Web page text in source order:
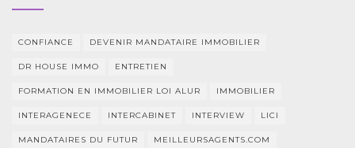
CONFIANCE DEVENIR MANDATAIRE IMMOBILIER
DR HOUSE IMMO ENTRETIEN
FORMATION EN IMMOBILIER LOI ALUR IMMOBILIER
INTERAGENECE INTERCABINET INTERVIEW LICI
MANDATAIRES DU FUTUR MEILLEURSAGENTS.COM